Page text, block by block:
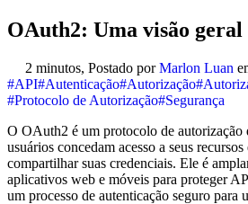
OAuth2: Uma visão geral
2 minutos, Postado porMarlon Luan
#API#Autenticação#Autorização
#Protocolo de Autorização#Segurança
O OAuth2 é um protocolo de autorização
usuários concedam acesso a seus
compartilhar suas credenciais. Ele é
aplicativos web e móveis para proteger
um processo de autenticação seguro para